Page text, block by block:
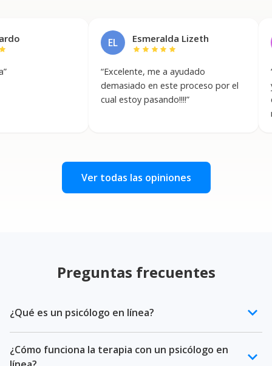
Esmeralda Lizeth
star starstar star
Excelente, me a ayudado
demasiado en este proceso por el
cual estoy pasando!!!!”
Me
y mi
mi
Ver todas las opiniones
Preguntas frecuentes
¿Qué es un psicólogo en línea? keyboard_arrow_down
mental certificado que ofrece terapia psicológica a
¿Cómo funciona la terapia con un psicólogo en
keyboard_arrow_down